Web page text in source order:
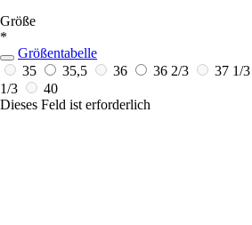
Größe
*
Größentabelle
35
35,5 36 36 2/3 37 1/3
1/3
40
Dieses Feld ist erforderlich